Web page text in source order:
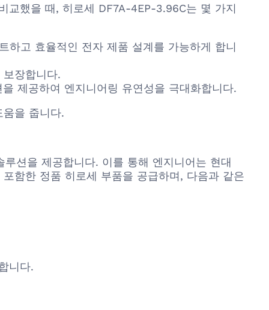
교했을 때, 히로세 DF7A-4EP-3.96C는 몇 가지
고 효율적인 전자 제품 설계를 가능하게 합니
장합니다.
제공하여 엔지니어링 유연성을 극대화합니다.
을 줍니다.
션을 제공합니다. 이를 통해 엔지니어는 현대
함한 정품 히로세 부품을 공급하며, 다음과 같은
니다.